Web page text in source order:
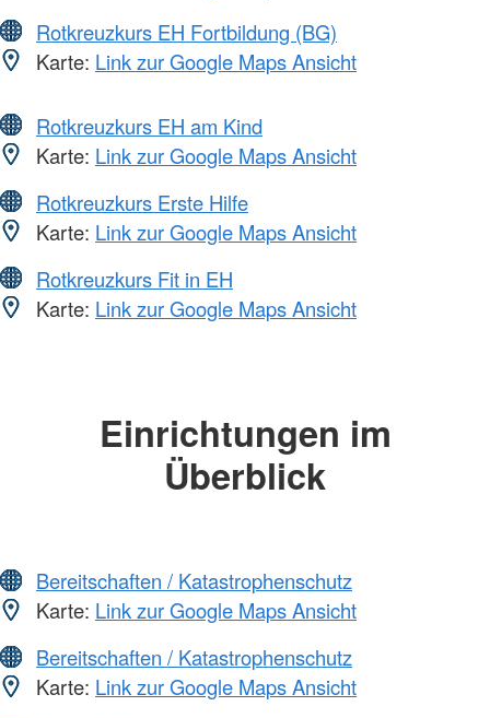
Rotkreuzkurs EH Fortbildung (BG)
Karte: Link zur Google Maps Ansicht
Rotkreuzkurs EH am Kind
Karte: Link zur Google Maps Ansicht
Rotkreuzkurs Erste Hilfe
Karte: Link zur Google Maps Ansicht
Rotkreuzkurs Fit in EH
Karte: Link zur Google Maps Ansicht
Einrichtungen im
Überblick
Bereitschaften / Katastrophenschutz
Karte: Link zur Google Maps Ansicht
Bereitschaften / Katastrophenschutz
Karte: Link zur Google Maps Ansicht